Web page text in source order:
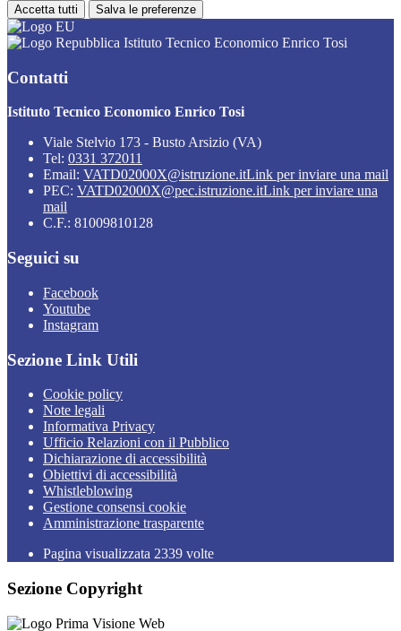
Accetta tutti Salva le preferenze
Istituto Tecnico Economico Enrico Tosi
Contatti
Istituto Tecnico Economico Enrico Tosi
Viale Stelvio 173 - Busto Arsizio (VA)
Tel: 0331 372011
Email: VATD02000X@istruzione.itLink per inviare una mail
PEC: VATD02000X@pec.istruzione.itLink per inviare una
mail
C.F.: 81009810128
Seguici su
Facebook
Youtube
Instagram
Sezione Link Utili
Cookie policy
Note legali
Informativa Privacy
Ufficio Relazioni con il Pubblico
Dichiarazione di accessibilità
Obiettivi di accessibilità
Whistleblowing
Gestione consensi cookie
Amministrazione trasparente
Pagina visualizzata 2339 volte
Sezione Copyright